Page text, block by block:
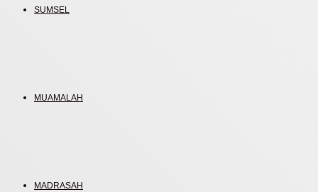
SUMSEL
MUAMALAH
MADRASAH